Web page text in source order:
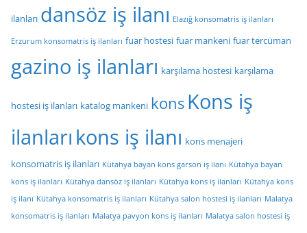
ilanları dansöz iş ilanı Elazığ konsomatris iş ilanları
Erzurum konsomatris iş ilanları fuar hostesi fuar mankeni fuar tercüman
gazino iş ilanları karşılama hostesi karşılama
hostesi iş ilanları katalog mankeni kons Kons iş
ilanları kons iş ilanı kons menajeri
konsomatris iş ilanları Kütahya bayan kons garson iş ilanı Kütahya bayan
kons iş ilanları Kütahya dansöz iş ilanları Kütahya kons iş ilanları Kütahya kons
iş ilanı Kütahya konsomatris iş ilanları Kütahya salon hostesi iş ilanları Malatya
konsomatris iş ilanları Malatya pavyon kons iş ilanları Malatya salon hostesi iş